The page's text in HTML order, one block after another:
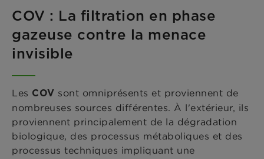
COV : La filtration en phase
gazeuse contre la menace
invisible
Les COV sont omniprésents et proviennent de
nombreuses sources différentes. À l'extérieur, ils
proviennent principalement de la dégradation
biologique, des processus métaboliques et des
processus techniques impliquant une